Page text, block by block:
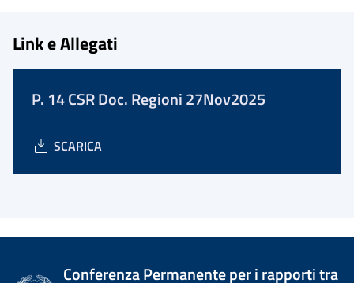
Link e Allegati
P. 14 CSR Doc. Regioni 27Nov2025
SCARICA
Conferenza Permanente per i rapporti tra